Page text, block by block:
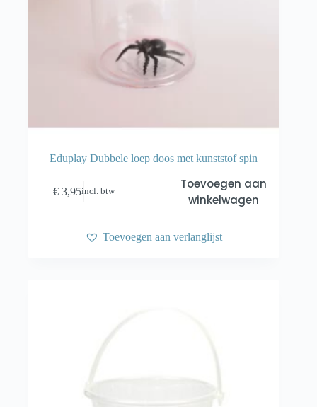
Eduplay Dubbele loep doos met kunststof spin
€ 3,95incl. btw
Toevoegen aan
winkelwagen
Toevoegen aan verlanglijst